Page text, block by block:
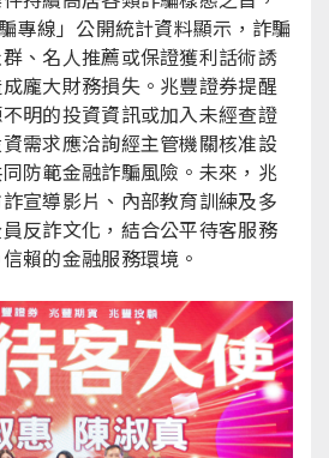
專線」公開統計資料顯示，詐騙
、名人推薦或保證獲利話術誘
龐大財務損失。兆豐證券提醒
明的投資資訊或加入未經查證
需求應洽詢經主管機關核准設
防範金融詐騙風險。未來，兆
宣導影片、內部教育訓練及多
反詐文化，結合公平待客服務
賴的金融服務環境。